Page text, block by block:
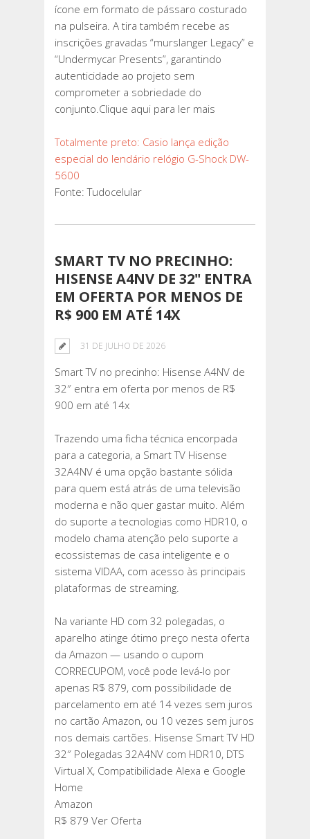
ícone em formato de pássaro costurado
na pulseira. A tira também recebe as
inscrições gravadas “murslanger Legacy” e
“Undermycar Presents”, garantindo
autenticidade ao projeto sem
comprometer a sobriedade do
conjunto.Clique aqui para ler mais
Totalmente preto: Casio lança edição
especial do lendário relógio G-Shock DW-
5600
Fonte: Tudocelular
SMART TV NO PRECINHO:
HISENSE A4NV DE 32" ENTRA
EM OFERTA POR MENOS DE
R$ 900 EM ATÉ 14X
31 DE JULHO DE 2026
Smart TV no precinho: Hisense A4NV de
32″ entra em oferta por menos de R$
900 em até 14x
Trazendo uma ficha técnica encorpada
para a categoria, a Smart TV Hisense
32A4NV é uma opção bastante sólida
para quem está atrás de uma televisão
moderna e não quer gastar muito. Além
do suporte a tecnologias como HDR10, o
modelo chama atenção pelo suporte a
ecossistemas de casa inteligente e o
sistema VIDAA, com acesso às principais
plataformas de streaming.
Na variante HD com 32 polegadas, o
aparelho atinge ótimo preço nesta oferta
da Amazon — usando o cupom
CORRECUPOM, você pode levá-lo por
apenas R$ 879, com possibilidade de
parcelamento em até 14 vezes sem juros
no cartão Amazon, ou 10 vezes sem juros
nos demais cartões. Hisense Smart TV HD
32″ Polegadas 32A4NV com HDR10, DTS
Virtual X, Compatibilidade Alexa e Google
Home
Amazon
R$ 879 Ver Oferta